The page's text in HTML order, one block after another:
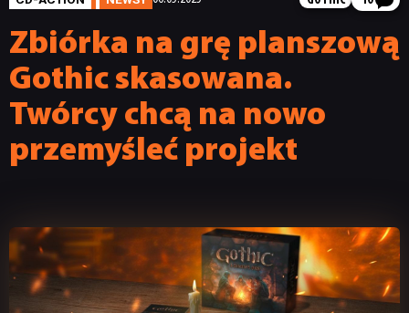
Zbiórka na grę planszową
Gothic skasowana.
Twórcy chcą na nowo
przemyśleć projekt